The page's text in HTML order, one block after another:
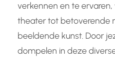
verkennen en te
theater tot betoverende
beeldende kunst. Door
dompelen in deze